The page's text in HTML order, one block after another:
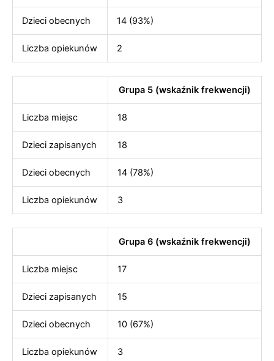
Dzieci obecnych 14 (93%)
Liczba opiekunów 2
Grupa 5 (wskaźnik frekwencji)
Liczba miejsc 18
Dzieci zapisanych 18
Dzieci obecnych 14 (78%)
Liczba opiekunów 3
Grupa 6 (wskaźnik frekwencji)
Liczba miejsc 17
Dzieci zapisanych 15
Dzieci obecnych 10 (67%)
Liczba opiekunów 3